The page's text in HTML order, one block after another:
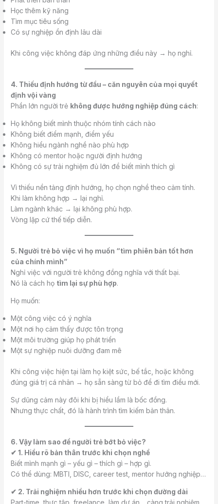
Học thêm kỹ năng
Tìm mục tiêu sống
Có sự nghiệp ổn định lâu dài
Khi công việc không đáp ứng những điều này → họ nghỉ.
4. Thiếu định hướng từ đầu – căn nguyên của mọi quyết
định vội vàng
Phần lớn người trẻ không được hướng nghiệp đúng cách:
Họ không biết mình thuộc nhóm tính cách nào
Không biết điểm mạnh, điểm yếu
Không hiểu ngành nghề nào phù hợp
Không có mentor hoặc người định hướng
Không có sự trải nghiệm đủ lớn để biết mình thích gì
Vì thiếu nền tảng định hướng, họ chọn nghề theo cảm tính.
Khi làm không hợp → lại nghỉ.
Làm ngành khác → lại không phù hợp.
Vòng lặp cứ thế tiếp diễn.
5. Người trẻ bỏ việc vì họ muốn “tìm phiên bản tốt hơn
của chính mình”
Nghỉ việc với người trẻ không đồng nghĩa với thất bại.
Nó là cách họ tìm lại sự phù hợp.
Họ muốn:
Một công việc có ý nghĩa
Một nơi họ cảm thấy được tôn trọng
Một môi trường giúp họ phát triển
Một sự nghiệp nuôi dưỡng đam mê
Khi công việc hiện tại làm họ kiệt sức, bế tắc, hoặc không
đúng giá trị cá nhân → họ sẵn sàng từ bỏ để đi tìm điều mới.
Sự dũng cảm này đôi khi bị hiểu lầm là bốc đồng.
Nhưng thực chất, đó là hành trình tìm kiếm bản thân.
6. Vậy làm sao để người trẻ bớt bỏ việc?
✔ 1. Hiểu rõ bản thân trước khi chọn nghề
Biết mình mạnh gì – yếu gì – thích gì – hợp gì.
Có thể dùng: MBTI, DISC, career test, mentor hướng nghiệp…
✔ 2. Trải nghiệm nhiều hơn trước khi chọn đường dài
Part-time, thực tập, freelance, làm dự án… càng trải nghiệm,